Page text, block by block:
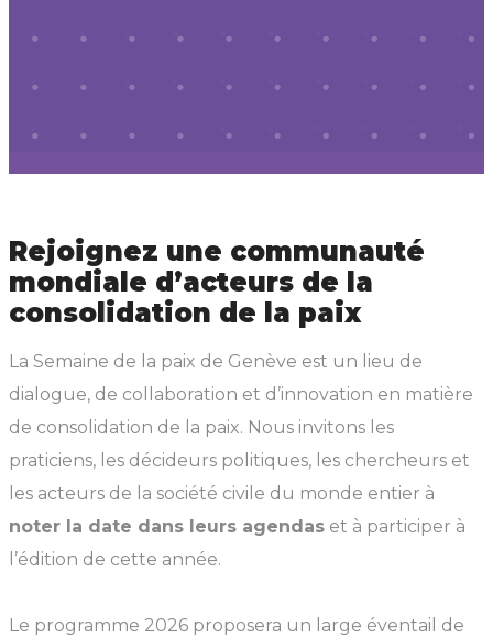
Rejoignez une communauté
mondiale d’acteurs de la
consolidation de la paix
La Semaine de la paix de Genève est un lieu de
dialogue, de collaboration et d’innovation en matière
de consolidation de la paix. Nous invitons les
praticiens, les décideurs politiques, les chercheurs et
les acteurs de la société civile du monde entier à
noter la date dans leurs agendas et à participer à
l’édition de cette année.
Le programme 2026 proposera un large éventail de